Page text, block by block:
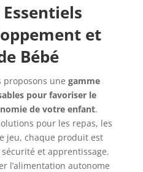
et
Bébé
proposons une gamme
pour favoriser le
de votre enfant.
pour les repas, les
jeu, chaque produit est
et apprentissage.
l’alimentation autonome